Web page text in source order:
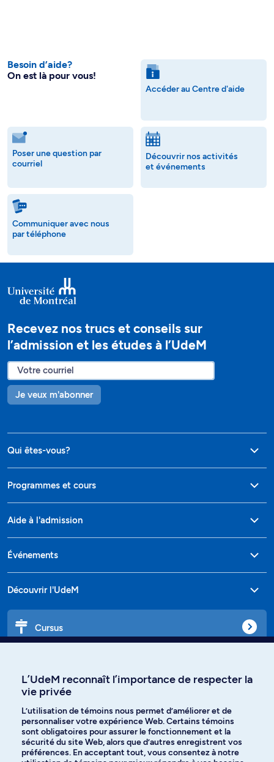
Besoin d’aide?
On est là pour vous!
Accéder au Centre d'aide
Poser une question par
courriel
Découvrir nos activités
et événements
Communiquer avec nous
par téléphone
Recevez nos trucs et conseils sur
l’admission et les études à l’UdeM
Je veux m'abonner
Qui êtes-vous?
Programmes et cours
Aide à l'admission
Événements
Découvrir l'UdeM
Cursus
Langues
L’UdeM reconnaît l’importance de respecter la
vie privée
L’utilisation de témoins nous permet d’améliorer et de
personnaliser votre expérience Web. Certains témoins
sont obligatoires pour assurer le fonctionnement et la
sécurité du site Web, alors que d’autres enregistrent vos
préférences. En acceptant tout, vous consentez à notre